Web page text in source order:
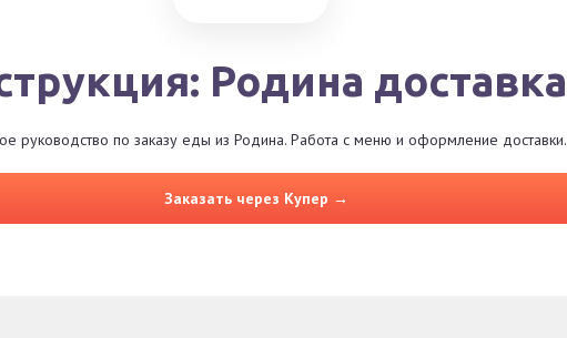
Родина доставка
руководство по заказу еды из Родина. Работа с меню и оформление доставки.
Заказать через Купер →